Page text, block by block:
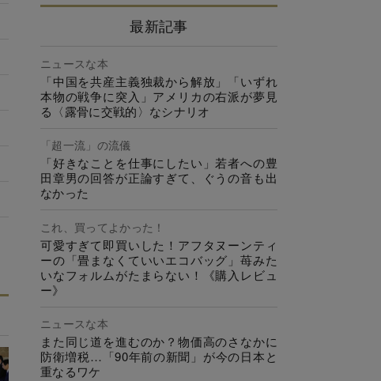
最新記事
ニュースな本
「中国を共産主義独裁から解放」「いずれ
本物の戦争に突入」アメリカの右派が夢見
る〈露骨に交戦的〉なシナリオ
「超一流」の流儀
「好きなことを仕事にしたい」若者への豊
田章男の回答が正論すぎて、ぐうの音も出
なかった
これ、買ってよかった！
可愛すぎて即買いした！アフタヌーンティ
ーの「畳まなくていいエコバッグ」苺みた
いなフォルムがたまらない！《購入レビュ
ー》
ニュースな本
また同じ道を進むのか？物価高のさなかに
防衛増税…「90年前の新聞」が今の日本と
重なるワケ